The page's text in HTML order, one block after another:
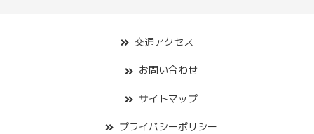
交通アクセス
お問い合わせ
サイトマップ
プライバシーポリシー